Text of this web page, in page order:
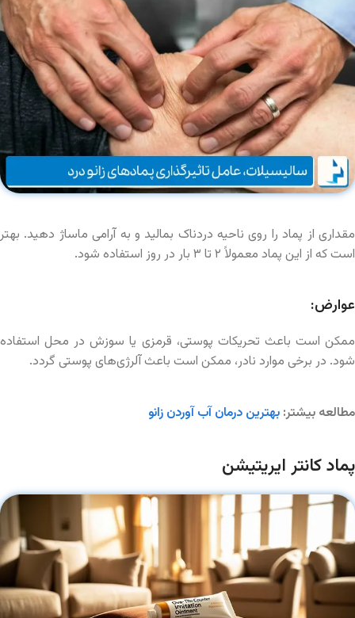
مقداری از پماد را روی ناحیه دردناک بمالید و به آرامی ماساژ دهید. بهتر
است که از این پماد معمولاً ۲ تا ۳ بار در روز استفاده شود.
عوارض:
ممکن است باعث تحریکات پوستی، قرمزی یا سوزش در محل استفاده
شود. در برخی موارد نادر، ممکن است باعث آلرژی‌های پوستی گردد.
مطالعه بیشتر: بهترین درمان آب آوردن زانو
پماد کانتر ایریتیشن